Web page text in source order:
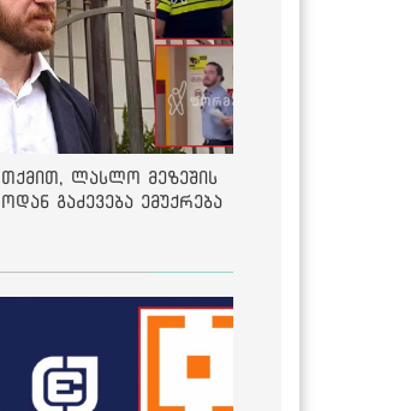
თქმით, ლასლო მეზეშის
გაძევება ემუქრება